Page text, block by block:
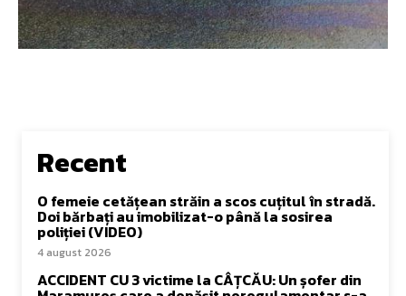
Recent
O femeie cetățean străin a scos cuțitul în stradă.
Doi bărbați au imobilizat-o până la sosirea
poliției (VIDEO)
4 august 2026
ACCIDENT CU 3 victime la CÂȚCĂU: Un șofer din